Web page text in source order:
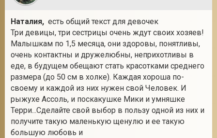
Наталия, есть общий текст для девочек
Три девицы, три сестрицы очень ждут своих хозяев!
Малышкам по 1,5 месяца, они здоровы, понятливы,
очень контактны и дружелюбны, неприхотливы в
еде, в будущем обещают стать красотками среднего
размера (до 50 см в холке). Каждая хороша по-
своему и каждой из них нужен свой Человек. И
рыжухе Ассоль, и поскакушке Мики и умняшке
Терри...Сделайте свой выбор в пользу одной из них и
получите такую маленькую щенулю и ее такую
большую любовь и